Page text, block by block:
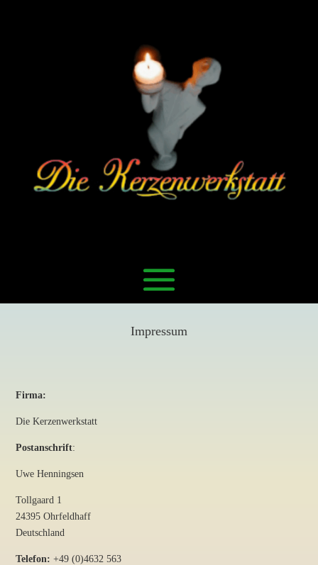
Impressum
Firma:
Die Kerzenwerkstatt
Postanschrift:
Uwe Henningsen
Tollgaard 1
24395 Ohrfeldhaff
Deutschland
Telefon: +49 (0)4632 563